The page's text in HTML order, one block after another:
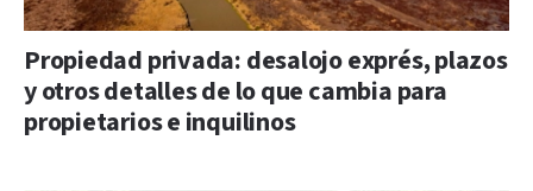
Propiedad privada: desalojo exprés, plazos
y otros detalles de lo que cambia para
propietarios e inquilinos